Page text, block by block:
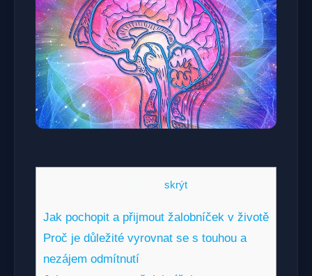
skrýt]
Jak pochopit a přijmout žalobníček v životě
Proč je důležité vyrovnat se s touhou a
nezájem odmítnutí